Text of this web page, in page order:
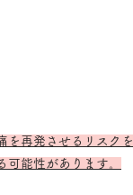
を再発させるリスクを
能性があります。